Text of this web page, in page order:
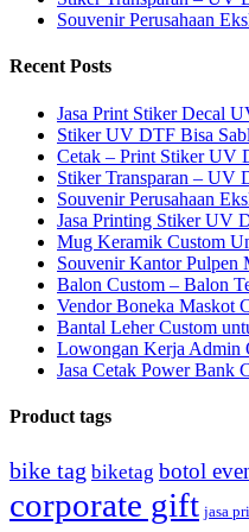
Souvenir Perusahaan
Recent Posts
Jasa Print Stiker Decal
Stiker UV DTF Bisa
Cetak – Print Stiker UV
Stiker Transparan – UV
Souvenir Perusahaan
Jasa Printing Stiker UV
Mug Keramik Custom
Souvenir Kantor Pulpen
Balon Custom – Balon
Vendor Boneka Maskot
Bantal Leher Custom
Lowongan Kerja Admin
Jasa Cetak Power Bank
Product tags
bike tag biketag botol
corporate gift jasa